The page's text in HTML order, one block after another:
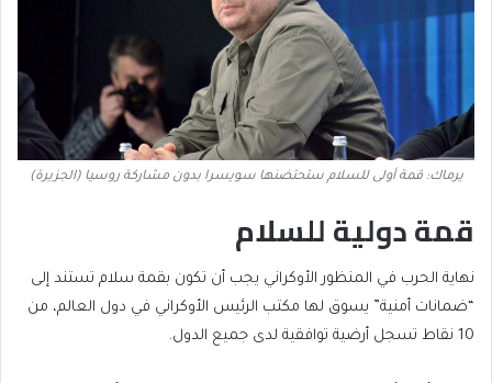
يرماك: قمة أولى للسلام ستحتضنها سويسرا بدون مشاركة روسيا (الجزيرة)
قمة دولية للسلام
نهاية الحرب في المنظور الأوكراني يجب أن تكون بقمة سلام تستند إلى
“ضمانات أمنية” يسوق لها مكتب الرئيس الأوكراني في دول العالم، من
10 نقاط تسجل أرضية توافقية لدى جميع الدول.